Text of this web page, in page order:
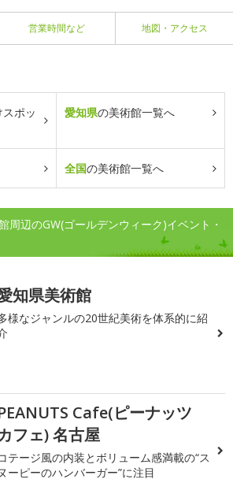
営業時間など 地図・アクセス
ポッ
愛知県の美術館一覧へ
全国の美術館一覧へ
周辺のGW(ゴールデンウィーク)イベント・
知県美術館
様なジャンルの20世紀美術を体系的に紹
Cafe(ピーナッツ
フェ) 名古屋
テージ風の内装とボリューム感満載の“ス
ーピーのハンバーガー”に注目